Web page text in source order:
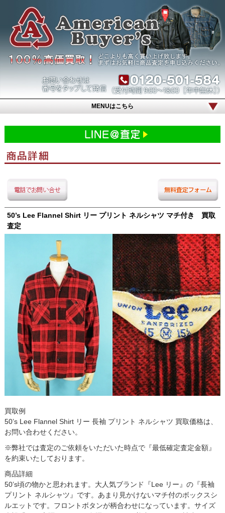
MENUはこちら
50’s Lee Flannel Shirt リー プリント ネルシャツ マチ付き 買取
査定
買取例
50’s Lee Flannel Shirt リー 長袖 プリント ネルシャツ 買取価格は、
お問い合わせください。
※弊社では査定のご依頼をいただいた時点で『最低確定査定金額』
を約束いたしております。
商品詳細
50’s頃の物かと思われます。大人気ブランド『Lee リー』の『長袖
プリント ネルシャツ』です。あまり見かけないマチ付のボックスシ
ルエットです。フロントボタンが柄合わせになっています。サイズ